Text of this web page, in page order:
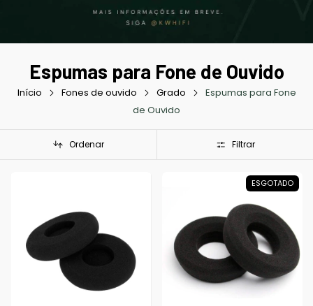
Espumas para Fone de Ouvido
Início Fones de ouvido Grado
Espumas para Fone
de Ouvido
Ordenar Filtrar
ESGOTADO